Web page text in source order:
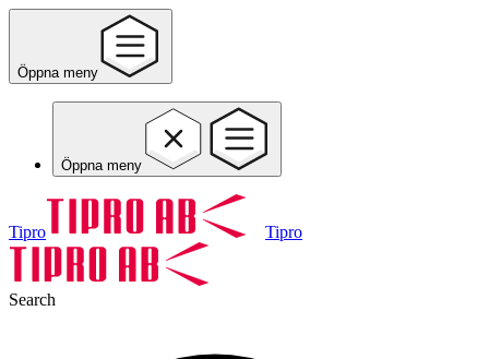
Öppna meny
Öppna meny
Tipro Tipro
Search